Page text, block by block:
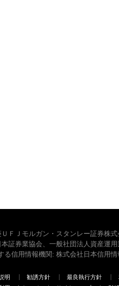
ＵＦＪモルガン・スタンレー証券
証券業協会、一般社団法人資産運
る信用情報機関: 株式会社日本信用
明 勧誘方針 最良執行方針